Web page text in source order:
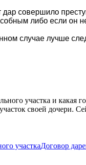
дар совершило
либо если он
случае лучше
участка и какая
своей дочери.
участкаДоговор